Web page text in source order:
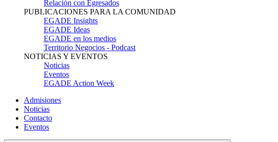
Relación con Egresados
PUBLICACIONES PARA LA COMUNIDAD
EGADE Insights
EGADE Ideas
EGADE en los medios
Territorio Negocios - Podcast
NOTICIAS Y EVENTOS
Noticias
Eventos
EGADE Action Week
Admisiones
Noticias
Contacto
Eventos